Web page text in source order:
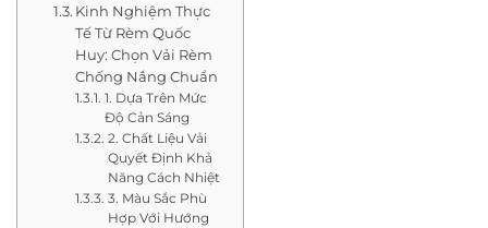
Kinh Nghiệm Thực
Tế Từ Rèm Quốc
Huy: Chọn Vải Rèm
Chống Nắng Chuẩn
1. Dựa Trên Mức
Độ Cản Sáng
2. Chất Liệu Vải
Quyết Định Khả
Năng Cách Nhiệt
3. Màu Sắc Phù
Hợp Với Hướng